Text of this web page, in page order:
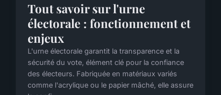
Tout savoir sur l'urne
électorale : fonctionnement et
enjeux
L'urne électorale garantit la transparence et la
sécurité du vote, élément clé pour la confiance
des électeurs. Fabriquée en matériaux variés
comme l'acrylique ou le papier mâché, elle assure